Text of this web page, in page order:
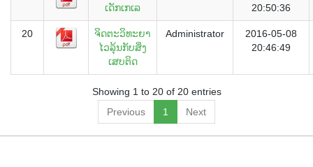
ເດັກເກເລ
20:50:36
20
ຈິດຕະວິທະຍາ
ໄວລຸ້ນກັບສິ່ງ
ເສບຕິດ
Administrator
2016-05-08
20:46:49
Showing 1 to 20 of 20 entries
Previous
1 Next